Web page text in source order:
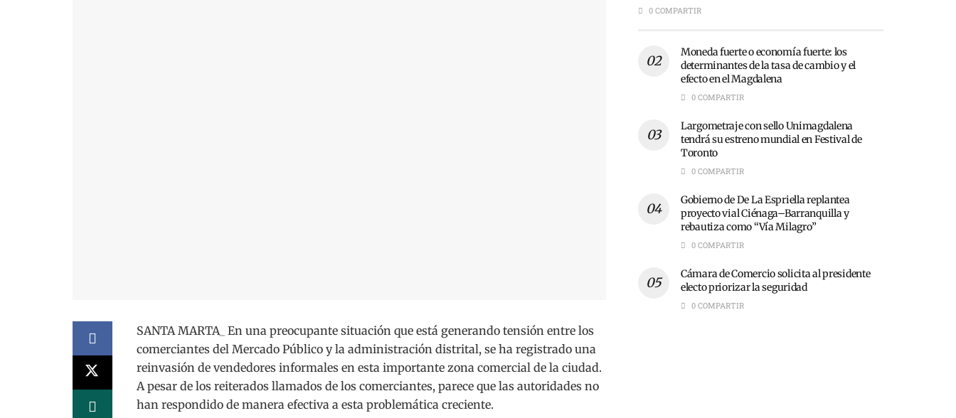
SANTA MARTA_ En una preocupante situación que está generando tensión entre los
comerciantes del Mercado Público y la administración distrital, se ha registrado una
reinvasión de vendedores informales en esta importante zona comercial de la ciudad.
A pesar de los reiterados llamados de los comerciantes, parece que las autoridades no
han respondido de manera efectiva a esta problemática creciente.
0 COMPARTIR
Moneda fuerte o economía fuerte: los
determinantes de la tasa de cambio y el
efecto en el Magdalena
0 COMPARTIR
Largometraje con sello Unimagdalena
tendrá su estreno mundial en Festival de
Toronto
0 COMPARTIR
Gobierno de De La Espriella replantea
proyecto vial Ciénaga–Barranquilla y
rebautiza como “Vía Milagro”
0 COMPARTIR
Cámara de Comercio solicita al presidente
electo priorizar la seguridad
0 COMPARTIR